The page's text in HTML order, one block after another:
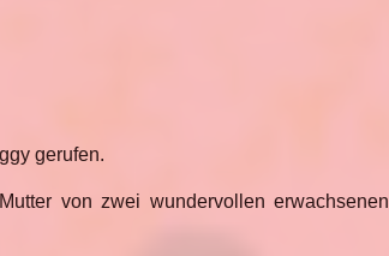
gerufen.
von zwei wundervollen erwachsenen